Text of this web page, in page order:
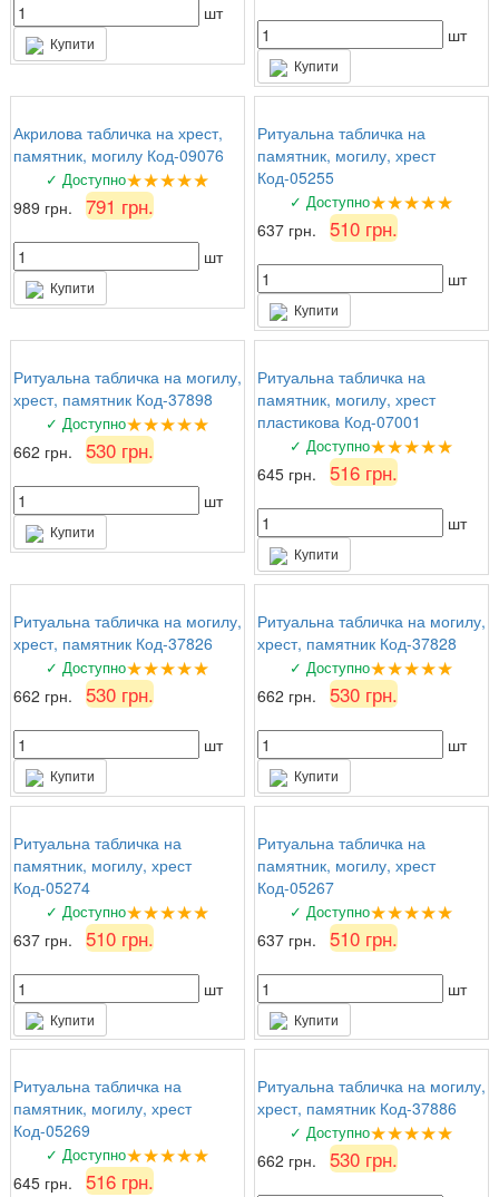
шт
Купити шт
Купити
Акрилова табличка на хрест,
памятник, могилу Код-09076
✓ Доступно★★★★★
989 грн. 791 грн.
шт
Купити
Ритуальна табличка на
памятник, могилу, хрест
Код-05255
✓ Доступно★★★★★
637 грн. 510 грн.
шт
Купити
Ритуальна табличка на могилу,
хрест, памятник Код-37898
✓ Доступно★★★★★
662 грн. 530 грн.
шт
Купити
Ритуальна табличка на
памятник, могилу, хрест
пластикова Код-07001
✓ Доступно★★★★★
645 грн. 516 грн.
шт
Купити
Ритуальна табличка на могилу,
хрест, памятник Код-37826
✓ Доступно★★★★★
662 грн. 530 грн.
шт
Купити
Ритуальна табличка на могилу,
хрест, памятник Код-37828
✓ Доступно★★★★★
662 грн. 530 грн.
шт
Купити
Ритуальна табличка на
памятник, могилу, хрест
Код-05274
✓ Доступно★★★★★
637 грн. 510 грн.
шт
Купити
Ритуальна табличка на
памятник, могилу, хрест
Код-05267
✓ Доступно★★★★★
637 грн. 510 грн.
шт
Купити
Ритуальна табличка на
памятник, могилу, хрест
Код-05269
✓ Доступно★★★★★
645 грн. 516 грн.
Ритуальна табличка на могилу,
хрест, памятник Код-37886
✓ Доступно★★★★★
662 грн. 530 грн.